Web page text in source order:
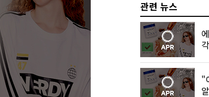
관련 뉴스
"